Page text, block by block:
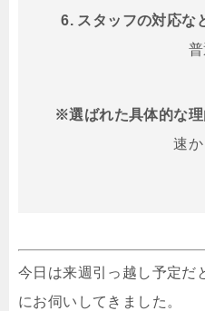
6. スタッフの対応な
普
※選ばれた具体的な理
速か
今日は来週引っ越し予定だ
にお伺いしてきました。